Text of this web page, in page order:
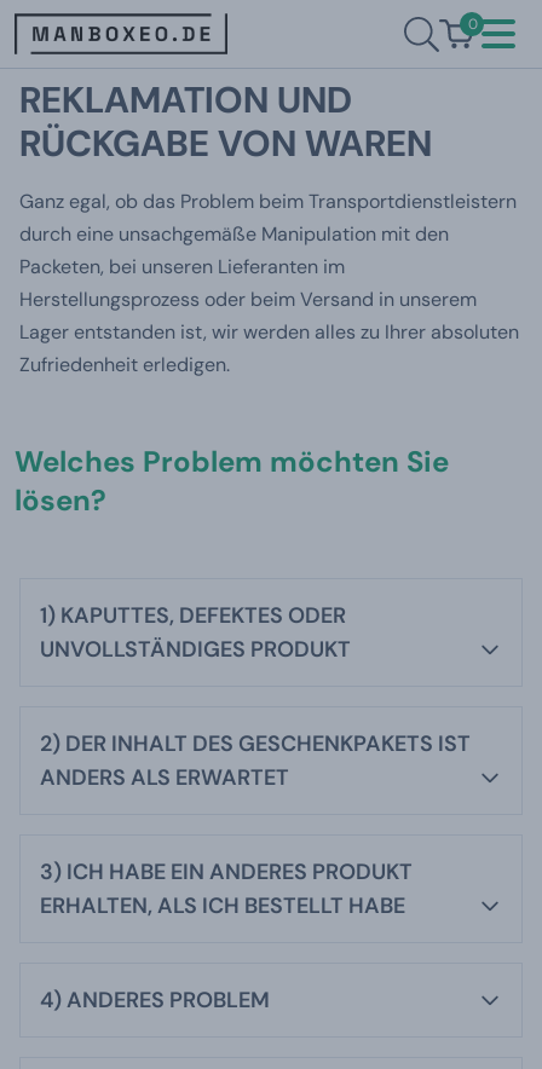
0
REKLAMATION UND
RÜCKGABE VON WAREN
Ganz egal, ob das Problem beim Transportdienstleistern
durch eine unsachgemäße Manipulation mit den
Packeten, bei unseren Lieferanten im
Herstellungsprozess oder beim Versand in unserem
Lager entstanden ist, wir werden alles zu Ihrer absoluten
Zufriedenheit erledigen.
Welches Problem möchten Sie
lösen?
1) KAPUTTES, DEFEKTES ODER
UNVOLLSTÄNDIGES PRODUKT
2) DER INHALT DES GESCHENKPAKETS IST
ANDERS ALS ERWARTET
3) ICH HABE EIN ANDERES PRODUKT
ERHALTEN, ALS ICH BESTELLT HABE
4) ANDERES PROBLEM